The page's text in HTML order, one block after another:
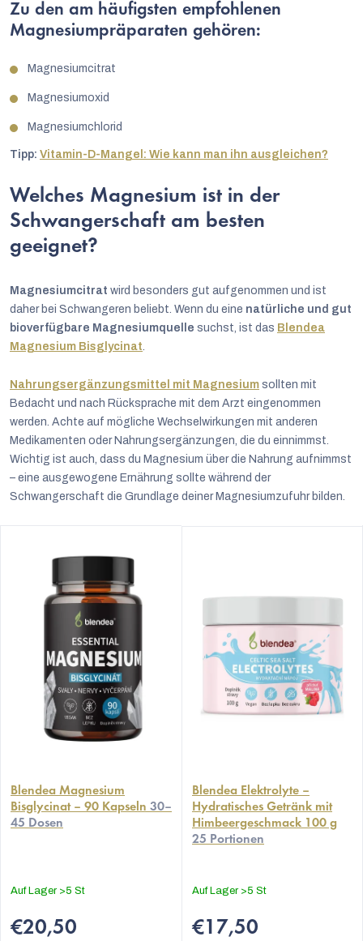
Zu den am häufigsten empfohlenen
Magnesiumpräparaten gehören:
Magnesiumcitrat
Magnesiumoxid
Magnesiumchlorid
Tipp: Vitamin-D-Mangel: Wie kann man ihn ausgleichen?
Welches Magnesium ist in der
Schwangerschaft am besten
geeignet?
Magnesiumcitrat wird besonders gut aufgenommen und ist
daher bei Schwangeren beliebt. Wenn du eine natürliche und gut
bioverfügbare Magnesiumquelle suchst, ist das Blendea
Magnesium Bisglycinat
Nahrungsergänzungsmittel mit Magnesium sollten mit
Bedacht und nach Rücksprache mit dem Arzt eingenommen
werden. Achte auf mögliche Wechselwirkungen mit anderen
Medikamenten oder Nahrungsergänzungen, die du einnimmst.
Wichtig ist auch, dass du Magnesium über die Nahrung aufnimmst
– eine ausgewogene Ernährung sollte während der
Schwangerschaft die Grundlage deiner Magnesiumzufuhr bilden.
Blendea Magnesium
Bisglycinat – 90 Kapseln 30–
45 Dosen
Auf Lager >5 St
€20,50
Blendea Elektrolyte –
Hydratisches Getränk mit
Himbeergeschmack 100 g
25 Portionen
Auf Lager >5 St
€17,50